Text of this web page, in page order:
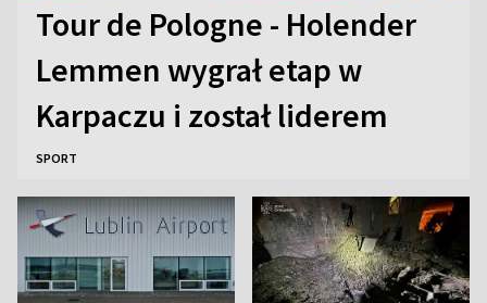
Tour de Pologne - Holender
Lemmen wygrał etap w
Karpaczu i został liderem
SPORT